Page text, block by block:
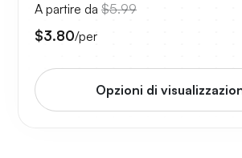
A partire da $5.99
$3.80/per
Opzioni di